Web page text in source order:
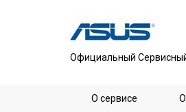
Официальный
О сервисе